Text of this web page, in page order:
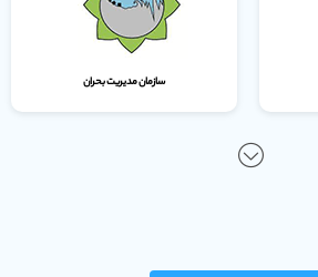
سازمان مدیریت بحران